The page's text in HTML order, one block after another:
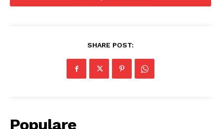
SHARE POST:
Populare